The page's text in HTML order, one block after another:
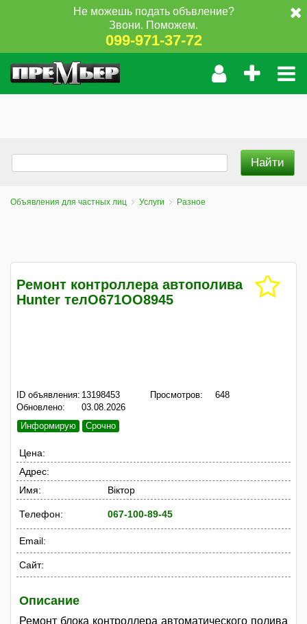
Не можешь подать объвление?
Звони. Поможем.
099-971-37-72
Объявления для частных лиц Услуги Разное
Ремонт контроллера автополива
Hunter телO671ОO8945
ID объявления: 13198453
Обновлено:
03.08.2026
Просмотров: 648
Информирую Срочно
Цена:
Адрес:
Имя:
Вiктоp
Телефон: 067-100-89-45
Email:
Сайт:
Описание
Ремонт блока контроллера автоматического полива